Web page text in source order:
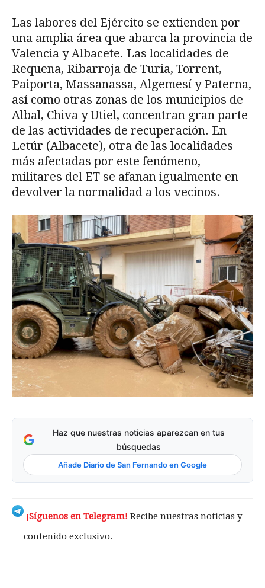
Las labores del Ejército se extienden por
una amplia área que abarca la provincia de
Valencia y Albacete. Las localidades de
Requena, Ribarroja de Turia, Torrent,
Paiporta, Massanassa, Algemesí y Paterna,
así como otras zonas de los municipios de
Albal, Chiva y Utiel, concentran gran parte
de las actividades de recuperación. En
Letúr (Albacete), otra de las localidades
más afectadas por este fenómeno,
militares del ET se afanan igualmente en
devolver la normalidad a los vecinos.
Haz que nuestras noticias aparezcan en tus
búsquedas
Añade Diario de San Fernando en Google
¡Síguenos en Telegram! Recibe nuestras noticias y
contenido exclusivo.